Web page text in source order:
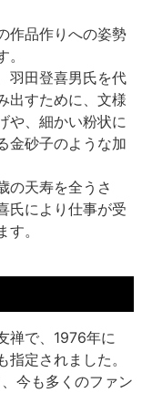
作品作りへの姿勢
羽田登喜男氏を代
出すために、文様
や、細かい粉状に
金砂子のような加
の天寿を全うさ
氏により仕事が受
。
禅で、1976年に
定されました。
今も多くのファン